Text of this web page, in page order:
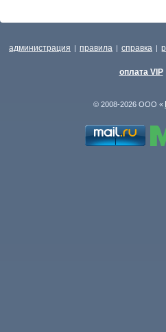
администрация | правила | справка |
оплата VIP
© 2008-2026 ООО «